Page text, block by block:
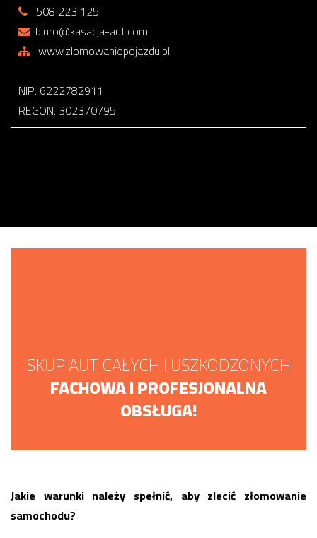
508 223 125
biuro@kasacja-aut.com
www.zlomowaniepojazdu.pl
NIP: 6222782911
REGON: 302370795
SKUP AUT CAŁYCH I USZKODZONYCH
FACHOWA I PROFESJONALNA
OBSŁUGA!
Jakie warunki należy spełnić, aby zlecić złomowanie
samochodu?